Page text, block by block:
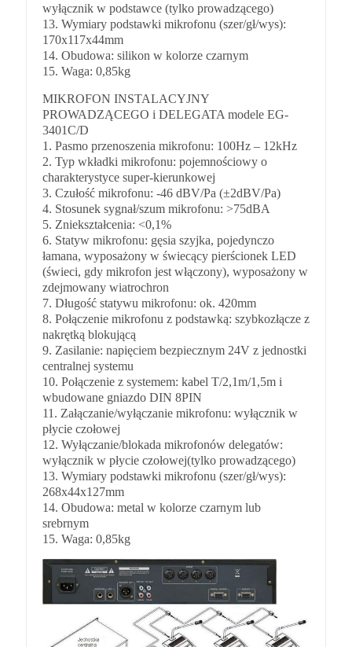
wyłącznik w podstawce (tylko prowadzącego)
13. Wymiary podstawki mikrofonu (szer/gł/wys):
170x117x44mm
14. Obudowa: silikon w kolorze czarnym
15. Waga: 0,85kg
MIKROFON INSTALACYJNY
PROWADZĄCEGO i DELEGATA modele EG-
3401C/D
1. Pasmo przenoszenia mikrofonu: 100Hz – 12kHz
2. Typ wkładki mikrofonu: pojemnościowy o
charakterystyce super-kierunkowej
3. Czułość mikrofonu: -46 dBV/Pa (±2dBV/Pa)
4. Stosunek sygnał/szum mikrofonu: >75dBA
5. Zniekształcenia: <0,1%
6. Statyw mikrofonu: gęsia szyjka, pojedynczo
łamana, wyposażony w świecący pierścionek LED
(świeci, gdy mikrofon jest włączony), wyposażony w
zdejmowany wiatrochron
7. Długość statywu mikrofonu: ok. 420mm
8. Połączenie mikrofonu z podstawką: szybkozłącze z
nakrętką blokującą
9. Zasilanie: napięciem bezpiecznym 24V z jednostki
centralnej systemu
10. Połączenie z systemem: kabel T/2,1m/1,5m i
wbudowane gniazdo DIN 8PIN
11. Załączanie/wyłączanie mikrofonu: wyłącznik w
płycie czołowej
12. Wyłączanie/blokada mikrofonów delegatów:
wyłącznik w płycie czołowej(tylko prowadzącego)
13. Wymiary podstawki mikrofonu (szer/gł/wys):
268x44x127mm
14. Obudowa: metal w kolorze czarnym lub
srebrnym
15. Waga: 0,85kg